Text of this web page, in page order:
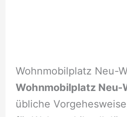
Wohnmobilplatz Neu-
Wohnmobilplatz Neu-
übliche